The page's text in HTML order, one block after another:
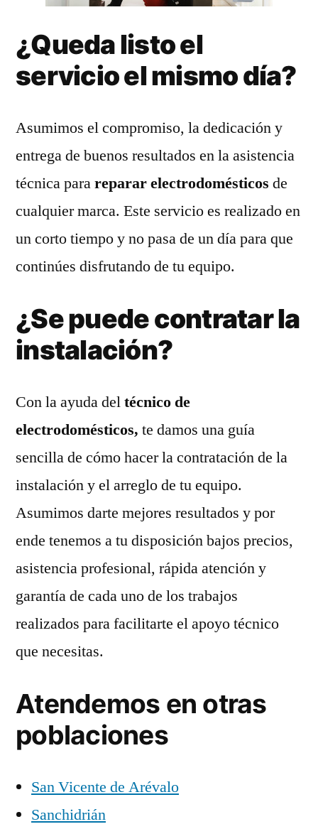
¿Queda listo el
servicio el mismo día?
Asumimos el compromiso, la dedicación y
entrega de buenos resultados en la asistencia
técnica parareparar electrodomésticos de
cualquier marca. Este servicio es realizado en
un corto tiempo y no pasa de un día para que
continúes disfrutando de tu equipo.
¿Se puede contratar la
instalación?
Con la ayuda deltécnico de
electrodomésticos, te damos una guía
sencilla de cómo hacer la contratación de la
instalación y el arreglo de tu equipo.
Asumimos darte mejores resultados y por
ende tenemos a tu disposición bajos precios,
asistencia profesional, rápida atención y
garantía de cada uno de los trabajos
realizados para facilitarte el apoyo técnico
que necesitas.
Atendemos en otras
poblaciones
San Vicente de Arévalo
Sanchidrián